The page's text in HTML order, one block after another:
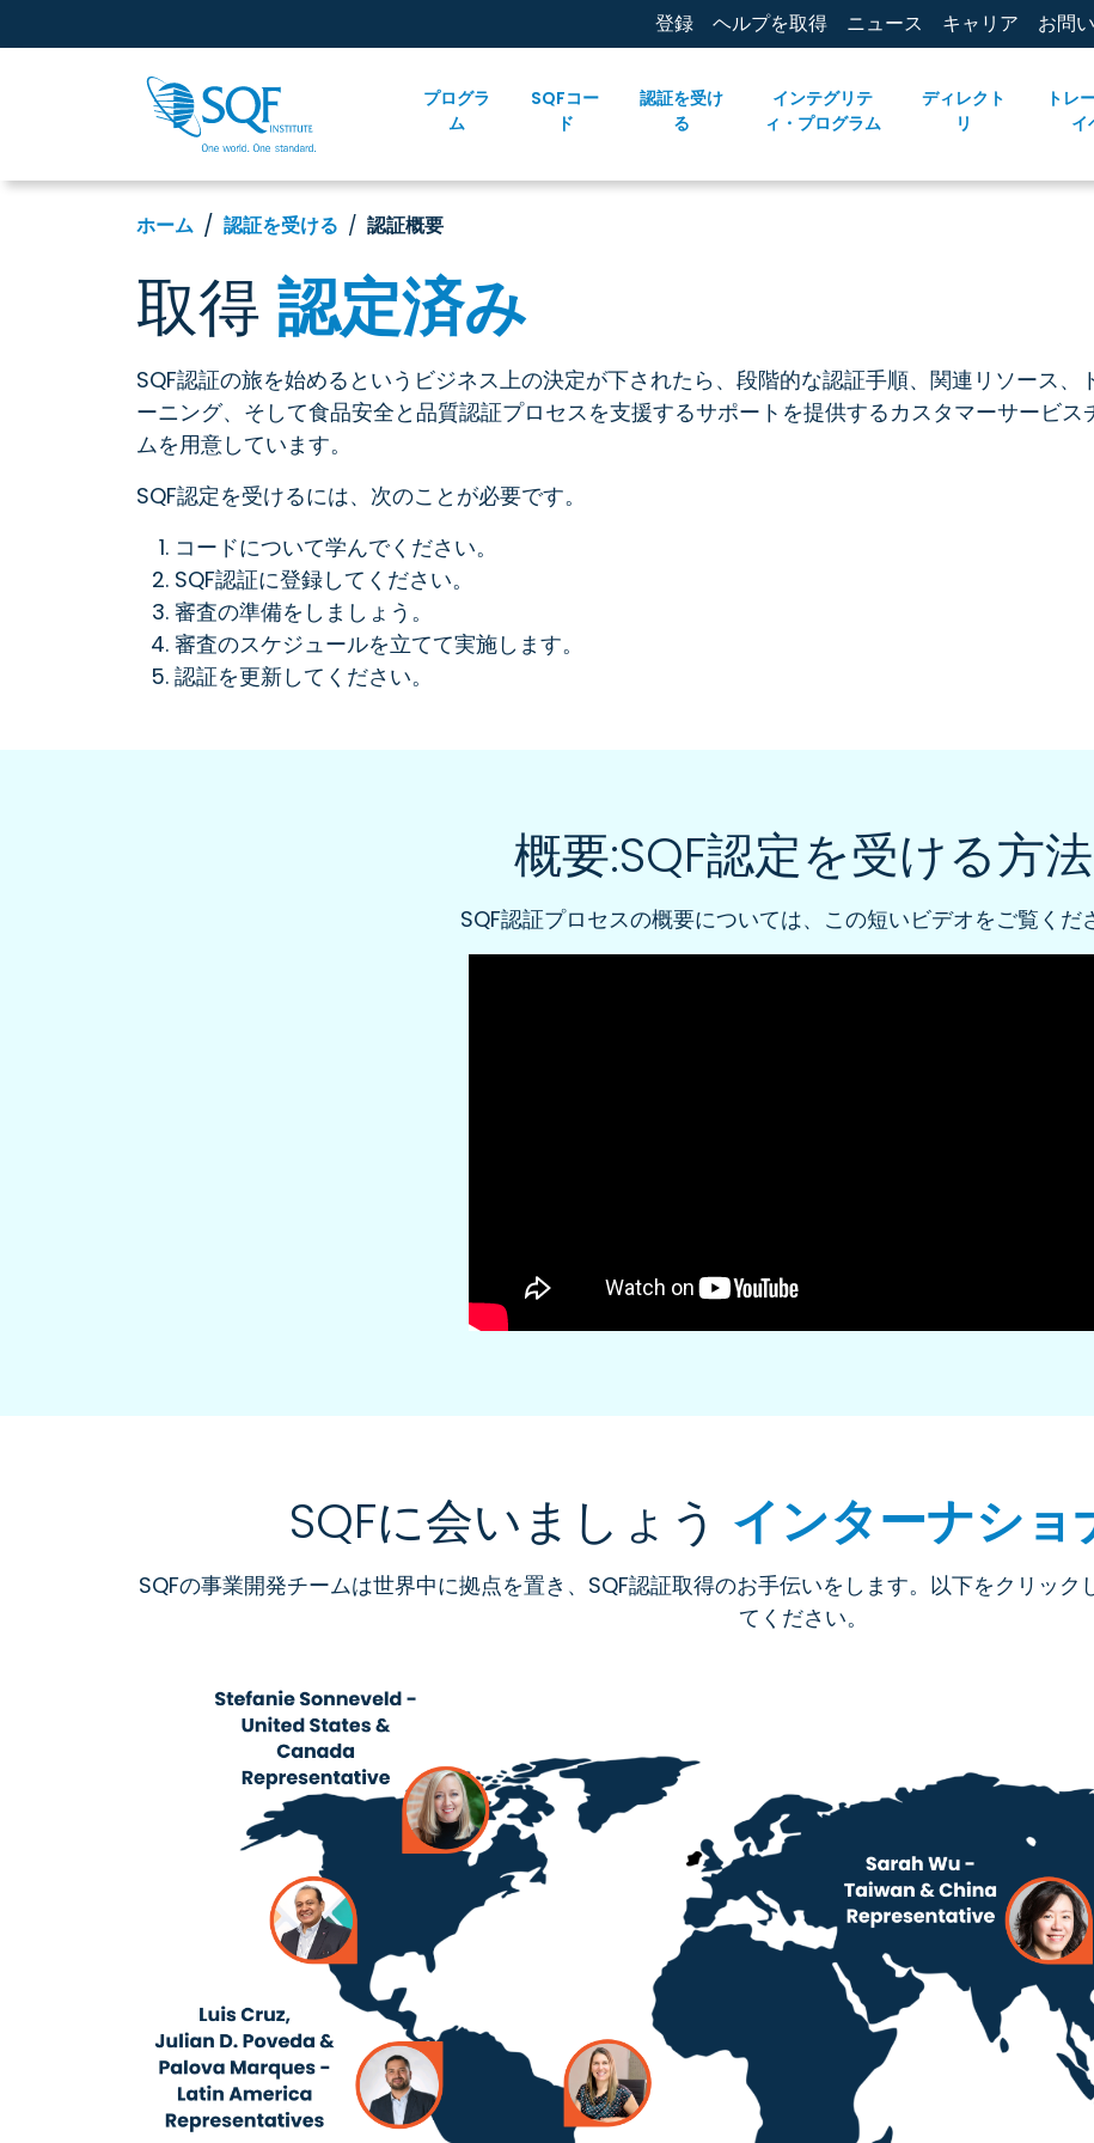
登録 ヘルプを取得 ニュース キャリア お問
プログラ
ム
SQFコー
ド
認証を受け
る
インテグリテ
ィ・プログラム
ディレクト
リ
トレ
イ
ホーム 認証を受ける 認証概要
取得 認定済み
SQF認証の旅を始めるというビジネス上の決定が下されたら、段階的な認証手順、関連リソース、
ーニング、そして食品安全と品質認証プロセスを支援するサポートを提供するカスタマーサービス
ムを用意しています。
SQF認定を受けるには、次のことが必要です。
コードについて学んでください。
SQF認証に登録してください。
審査の準備をしましょう。
審査のスケジュールを立てて実施します。
認証を更新してください。
概要:SQF認定を受ける方法
SQF認証プロセスの概要については、この短いビデオをご覧くだ
SQFに会いましょう インターナショ
SQFの事業開発チームは世界中に拠点を置き、SQF認証取得のお手伝いをします。以下をクリッ
てください。